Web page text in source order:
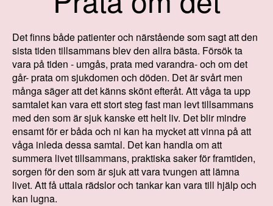
Det finns både patienter och närstående som sagt att den
sista tiden tillsammans blev den allra bästa. Försök ta
vara på tiden - umgås, prata med varandra- och om det
går- prata om sjukdomen och döden. Det är svårt men
många säger att det känns skönt efteråt. Att våga ta upp
samtalet kan vara ett stort steg fast man levt tillsammans
med den som är sjuk kanske ett helt liv. Det blir mindre
ensamt för er båda och ni kan ha mycket att vinna på att
våga inleda dessa samtal. Det kan handla om att
summera livet tillsammans, praktiska saker för framtiden,
sorgen för den som är sjuk att vara tvungen att lämna
livet. Att få uttala rädslor och tankar kan vara till hjälp och
kan lugna.